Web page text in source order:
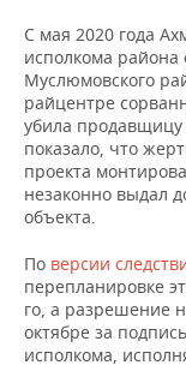
С мая 2020 года
исполкома района
Муслюмовского
райцентре
убила продавщицу
показало, что
проекта
незаконно выдал
объекта.
По версии
перепланировке
го, а разрешение
октябре за
исполкома,